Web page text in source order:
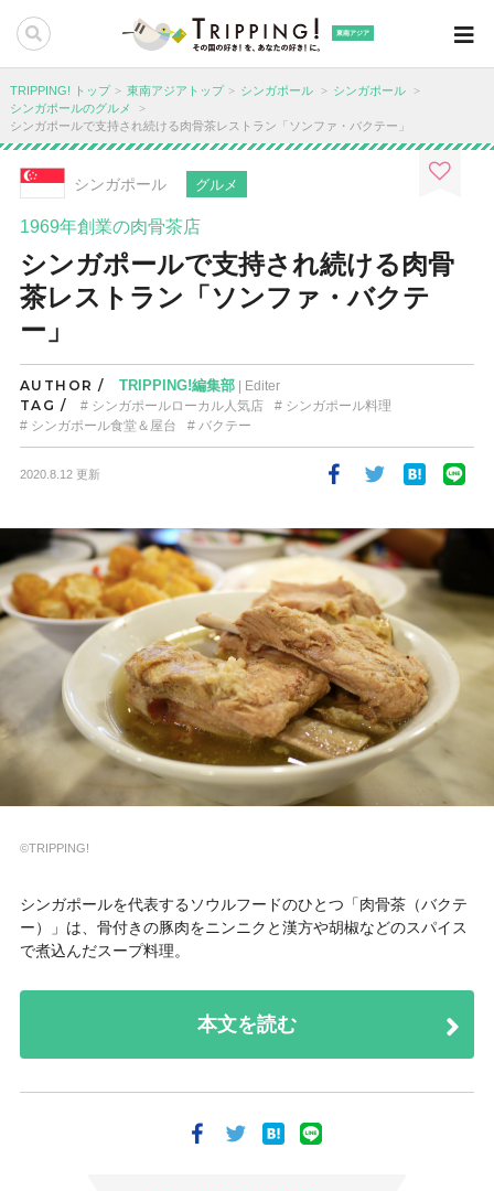
東南アジア
TRIPPING! トップ 東南アジアトップ シンガポール
シンガポール
シンガポールのグルメ
シンガポールで支持され続ける肉骨茶レストラン「ソンファ・バクテー」
シンガポール グルメ
1969年創業の肉骨茶店
シンガポールで支持され続ける肉骨
茶レストラン「ソンファ・バクテ
ー」
AUTHOR / TRIPPING!編集部| Editer
TAG / シンガポールローカル人気店
シンガポール料理
シンガポール食堂＆屋台
バクテー
2020.8.12 更新
©TRIPPING!
シンガポールを代表するソウルフードのひとつ「肉骨茶（バクテ
ー）」は、骨付きの豚肉をニンニクと漢方や胡椒などのスパイス
で煮込んだスープ料理。
本文を読む